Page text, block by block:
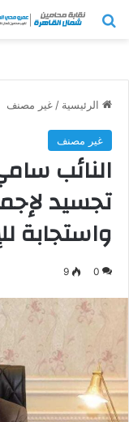
بحث عن
الرئيسية / غير مصنف
غير مصنف
تجسيد
واستجابة
0
9